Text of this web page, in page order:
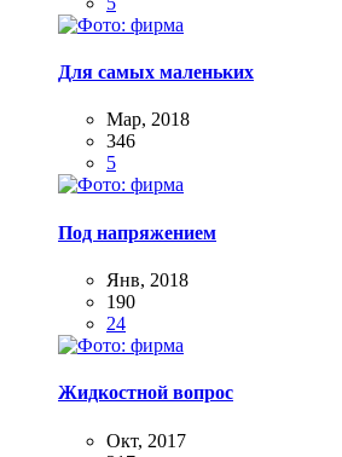
Для самых маленьких
Мар, 2018
346
5
Под напряжением
Янв, 2018
190
24
Жидкостной вопрос
Окт, 2017